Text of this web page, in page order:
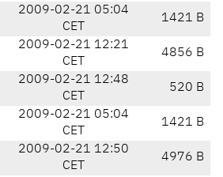
2009-02-21 05:04
CET
1421 B
2009-02-21 12:21
CET
4856 B
2009-02-21 12:48
CET
520 B
2009-02-21 05:04
CET
1421 B
2009-02-21 12:50
CET
4976 B